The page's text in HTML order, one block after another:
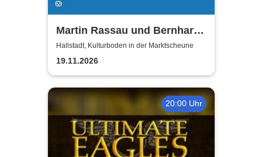
Martin Rassau und Bernhard
Ottinger - Kerle auf Kur
Hallstadt, Kulturboden in der Marktscheune
19.11.2026
20:00 Uhr